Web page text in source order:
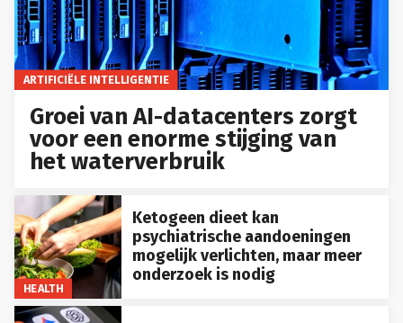
ARTIFICIËLE INTELLIGENTIE
Groei van AI-datacenters zorgt
voor een enorme stijging van
het waterverbruik
HEALTH
Ketogeen dieet kan
psychiatrische aandoeningen
mogelijk verlichten, maar meer
onderzoek is nodig